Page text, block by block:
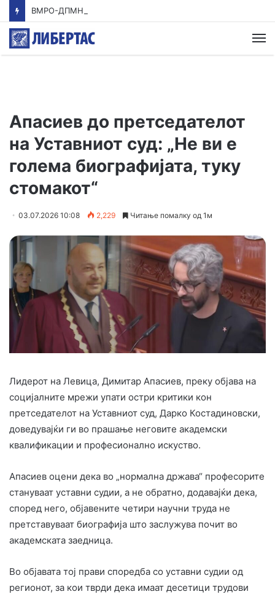
Апасиев до претседателот
на Уставниот суд: „Не ви е
голема биографијата, туку
стомакот“
03.07.2026 10:08 2,229 Читање помалку од 1м
Лидерот на Левица, Димитар Апасиев, преку објава на
социјалните мрежи упати остри критики кон
претседателот на Уставниот суд, Дарко Костадиновски,
доведувајќи ги во прашање неговите академски
квалификации и професионално искуство.
Апасиев оцени дека во „нормална држава“ професорите
стануваат уставни судии, а не обратно, додавајќи дека,
според него, објавените четири научни труда не
претставуваат биографија што заслужува почит во
академската заедница.
Во објавата тој прави споредба со уставни судии од
регионот, за кои тврди дека имаат десетици трудови